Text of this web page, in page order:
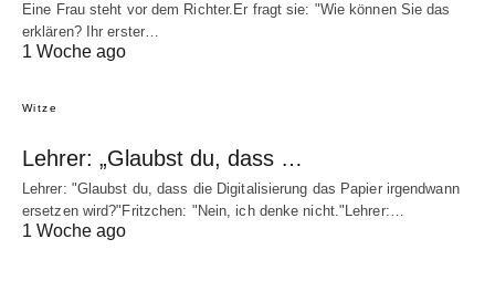
Eine Frau steht vor dem Richter.Er fragt sie: "Wie können Sie das
erklären? Ihr erster…
1 Woche ago
Witze
Lehrer: „Glaubst du, dass …
Lehrer: "Glaubst du, dass die Digitalisierung das Papier irgendwann
ersetzen wird?"Fritzchen: "Nein, ich denke nicht."Lehrer:…
1 Woche ago